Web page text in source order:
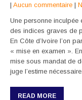
| Aucun commentaire |
Une personne inculpée
des indices graves de
En Côte d’Ivoire l’on
« mise en examen ».
mise sous mandat de
juge l’estime nécessaire.
READ MORE